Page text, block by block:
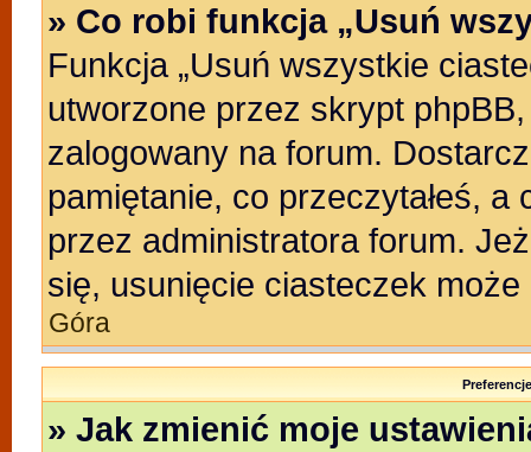
» Co robi funkcja „Usuń
Funkcja „Usuń wszystkie
utworzone przez skrypt
zalogowany na forum.
pamiętanie, co przeczytałeś, a
przez administratora forum.
się, usunięcie ciasteczek może
Góra
» Jak zmienić moje